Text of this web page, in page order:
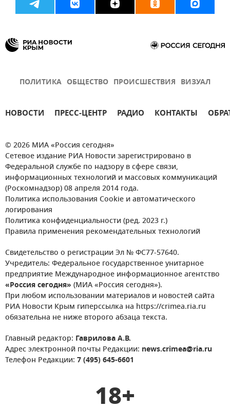
ПОЛИТИКА ОБЩЕСТВО ПРОИСШЕСТВИЯ ВИЗУАЛ
НОВОСТИ ПРЕСС-ЦЕНТР РАДИО КОНТАКТЫ
© 2026 МИА «Россия сегодня»
Сетевое издание РИА Новости зарегистрировано в
Федеральной службе по надзору в сфере связи,
информационных технологий и массовых коммуникаций
(Роскомнадзор) 08 апреля 2014 года.
Политика использования Cookie и автоматического
логирования
Политика конфиденциальности (ред. 2023 г.)
Правила применения рекомендательных технологий
Свидетельство о регистрации Эл № ФС77-57640.
Учредитель: Федеральное государственное унитарное
предприятие Международное информационное агентство
«Россия сегодня» (МИА «Россия сегодня»).
При любом использовании материалов и новостей сайта
РИА Новости Крым гиперссылка на https://crimea.ria.ru
обязательна не ниже второго абзаца текста.
Главный редактор: Гаврилова А.В.
Адрес электронной почты Редакции: news.crimea@ria.ru
Телефон Редакции: 7 (495) 645-6601
18+